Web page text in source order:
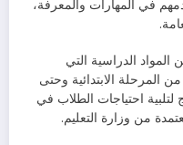
في المهارات والمعرفة،
المواد الدراسية التي
المرحلة الابتدائية وحتى
لتلبية احتياجات الطلاب في
من وزارة التعليم.